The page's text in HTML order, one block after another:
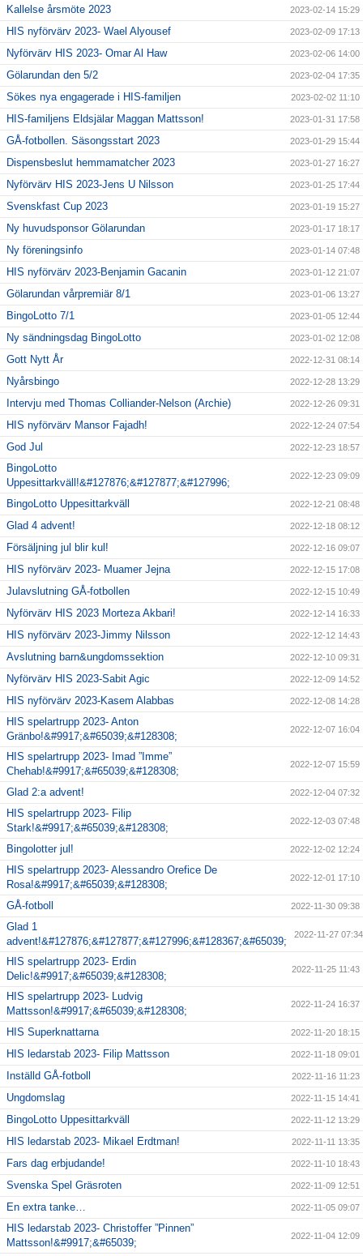
Kallelse årsmöte 2023 2023-02-14 15:29
HIS nyförvärv 2023- Wael Alyousef 2023-02-09 17:13
Nyförvärv HIS 2023- Omar Al Haw 2023-02-06 14:00
Gölarundan den 5/2 2023-02-04 17:35
Sökes nya engagerade i HIS-familjen 2023-02-02 11:10
HIS-familjens Eldsjälar Maggan Mattsson! 2023-01-31 17:58
GÅ-fotbollen. Säsongsstart 2023 2023-01-29 15:44
Dispensbeslut hemmamatcher 2023 2023-01-27 16:27
Nyförvärv HIS 2023-Jens U Nilsson 2023-01-25 17:44
Svenskfast Cup 2023 2023-01-19 15:27
Ny huvudsponsor Gölarundan 2023-01-17 18:17
Ny föreningsinfo 2023-01-14 07:48
HIS nyförvärv 2023-Benjamin Gacanin 2023-01-12 21:07
Gölarundan vårpremiär 8/1 2023-01-06 13:27
BingoLotto 7/1 2023-01-05 12:44
Ny sändningsdag BingoLotto 2023-01-02 12:08
Gott Nytt År 2022-12-31 08:14
Nyårsbingo 2022-12-28 13:29
Intervju med Thomas Colliander-Nelson (Archie) 2022-12-26 09:31
HIS nyförvärv Mansor Fajadh! 2022-12-24 07:54
God Jul 2022-12-23 18:57
BingoLotto
Uppesittarkväll!&#127876;&#127877;&#127996;
2022-12-23 09:09
BingoLotto Uppesittarkväll 2022-12-21 08:48
Glad 4 advent! 2022-12-18 08:12
Försäljning jul blir kul! 2022-12-16 09:07
HIS nyförvärv 2023- Muamer Jejna 2022-12-15 17:08
Julavslutning GÅ-fotbollen 2022-12-15 10:49
Nyförvärv HIS 2023 Morteza Akbari! 2022-12-14 16:33
HIS nyförvärv 2023-Jimmy Nilsson 2022-12-12 14:43
Avslutning barn&ungdomssektion 2022-12-10 09:31
Nyförvärv HIS 2023-Sabit Agic 2022-12-09 14:52
HIS nyförvärv 2023-Kasem Alabbas 2022-12-08 14:28
HIS spelartrupp 2023- Anton
Gränbo!&#9917;&#65039;&#128308;
2022-12-07 16:04
HIS spelartrupp 2023- Imad ”Imme”
Chehab!&#9917;&#65039;&#128308;
2022-12-07 15:59
Glad 2:a advent! 2022-12-04 07:32
HIS spelartrupp 2023- Filip
Stark!&#9917;&#65039;&#128308;
2022-12-03 07:48
Bingolotter jul! 2022-12-02 12:24
HIS spelartrupp 2023- Alessandro Orefice De
Rosa!&#9917;&#65039;&#128308;
2022-12-01 17:10
GÅ-fotboll 2022-11-30 09:38
Glad 1
advent!&#127876;&#127877;&#127996;&#128367;&#65039;
2022-11-27 07:34
HIS spelartrupp 2023- Erdin
Delic!&#9917;&#65039;&#128308;
2022-11-25 11:43
HIS spelartrupp 2023- Ludvig
Mattsson!&#9917;&#65039;&#128308;
2022-11-24 16:37
HIS Superknattarna 2022-11-20 18:15
HIS ledarstab 2023- Filip Mattsson 2022-11-18 09:01
Inställd GÅ-fotboll 2022-11-16 11:23
Ungdomslag 2022-11-15 14:41
BingoLotto Uppesittarkväll 2022-11-12 13:29
HIS ledarstab 2023- Mikael Erdtman! 2022-11-11 13:35
Fars dag erbjudande! 2022-11-10 18:43
Svenska Spel Gräsroten 2022-11-09 12:51
En extra tanke… 2022-11-05 09:07
HIS ledarstab 2023- Christoffer ”Pinnen”
Mattsson!&#9917;&#65039;
2022-11-04 12:09